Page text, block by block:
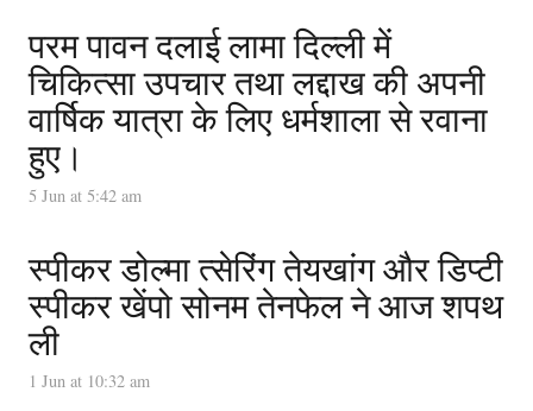
परम पावन दलाई लामा दिल्ली में
चिकित्सा उपचार तथा लद्दाख की अपनी
वार्षिक यात्रा के लिए धर्मशाला से रवाना
हुए।
5 Jun at 5:42 am
स्पीकर डोल्मा त्सेरिंग तेयखांग और डिप्टी
स्पीकर खेंपो सोनम तेनफेल ने आज शपथ
ली
1 Jun at 10:32 am